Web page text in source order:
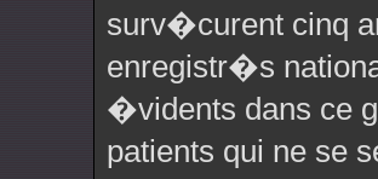
surv�curent cinq
enregistr�s
�vidents dans ce
patients qui ne se